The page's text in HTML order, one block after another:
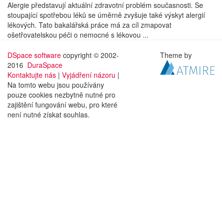
Alergie představují aktuální zdravotní problém současnosti. Se
stoupající spotřebou léků se úměrně zvyšuje také výskyt alergií
lékových. Tato bakalářská práce má za cíl zmapovat
ošetřovatelskou péči o nemocné s lékovou ...
DSpace software copyright © 2002-
2016 DuraSpace
Kontaktujte nás | Vyjádření názoru |
Na tomto webu jsou používány
pouze cookies nezbytně nutné pro
zajištění fungování webu, pro které
není nutné získat souhlas.
Theme by